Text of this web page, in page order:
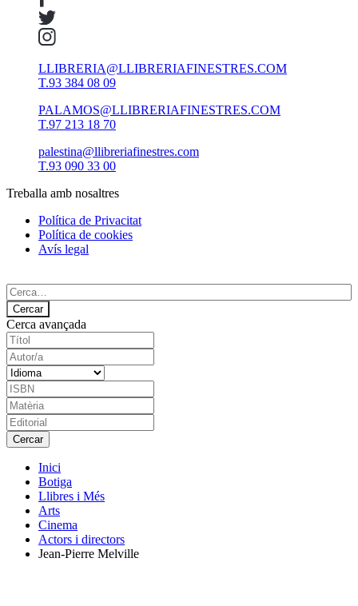
LLIBRERIA@LLIBRERIAFINESTRES.COM
T.93 384 08 09
PALAMOS@LLIBRERIAFINESTRES.COM
T.97 213 18 70
palestina@llibreriafinestres.com
T.93 090 33 00
Treballa amb nosaltres
Política de Privacitat
Política de cookies
Avís legal
Cerca avançada
Inici
Botiga
Llibres i Més
Arts
Cinema
Actors i directors
Jean-Pierre Melville